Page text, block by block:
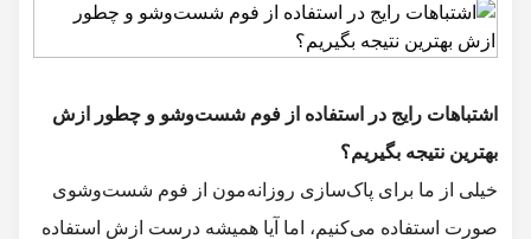
اشتباهات رایج در استفاده از فوم شست‌وشو و چطور ازش
خیلی از ما برای پاک‌سازی روزانه‌مون از فوم شست‌وشوی
صورت استفاده می‌کنیم، اما آیا همیشه درست ازش استفاده